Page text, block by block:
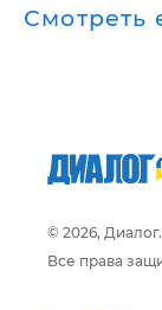
Смотреть
© 2026,
Все права